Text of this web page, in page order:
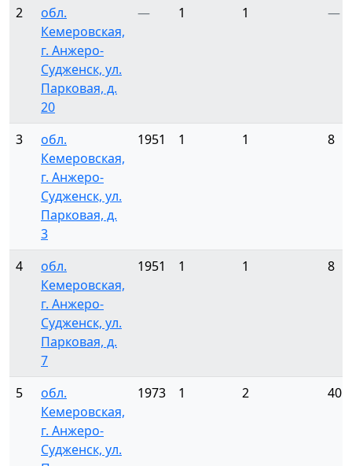
2
обл.
Кемеровская,
г. Анжеро-
Судженск, ул.
Парковая, д.
20
— 1 1 —
3
обл.
Кемеровская,
г. Анжеро-
Судженск, ул.
Парковая, д.
3
1951 1 1 8
4
обл.
Кемеровская,
г. Анжеро-
Судженск, ул.
Парковая, д.
7
1951 1 1 8
5
обл.
Кемеровская,
г. Анжеро-
Судженск, ул.
1973 1 2 40